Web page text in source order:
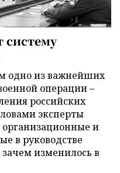
систему
одно из важнейших
операции –
российских
эксперты
и
в руководстве
изменилось в